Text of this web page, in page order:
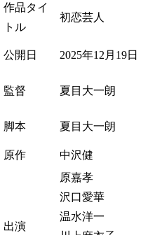
作品タイ
トル
初恋芸人
公開日 2025年12月19日
監督 夏目大一朗
脚本 夏目大一朗
原作 中沢健
出演
原嘉孝
沢口愛華
温水洋一